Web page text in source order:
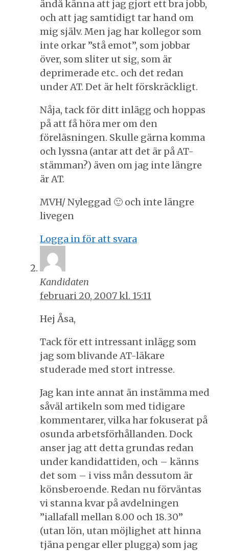
ändå känna att jag gjort ett bra jobb,
och att jag samtidigt tar hand om
mig själv. Men jag har kollegor som
inte orkar ”stå emot”, som jobbar
över, som sliter ut sig, som är
deprimerade etc.. och det redan
under AT. Det är helt förskräckligt.
Nåja, tack för ditt inlägg och hoppas
på att få höra mer om den
föreläsningen. Skulle gärna komma
och lyssna (antar att det är på AT-
stämman?) även om jag inte längre
är AT.
MVH/ Nyleggad 🙂 och inte längre
livegen
Logga in för att svara
Kandidaten
februari 20, 2007 kl. 15:11
Hej Åsa,
Tack för ett intressant inlägg som
jag som blivande AT-läkare
studerade med stort intresse.
Jag kan inte annat än instämma med
såväl artikeln som med tidigare
kommentarer, vilka har fokuserat på
osunda arbetsförhållanden. Dock
anser jag att detta grundas redan
under kandidattiden, och – känns
det som – i viss mån dessutom är
könsberoende. Redan nu förväntas
vi stanna kvar på avdelningen
”iallafall mellan 8.00 och 18.30”
(utan lön, utan möjlighet att hinna
tjäna pengar eller plugga) som jag